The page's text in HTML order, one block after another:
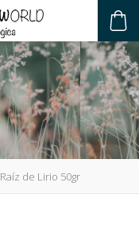
Raíz de Lirio 50gr